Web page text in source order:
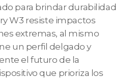
para brindar durabilidad
W3 resiste impactos
extremas, al mismo
un perfil delgado y
el futuro de la
que prioriza los